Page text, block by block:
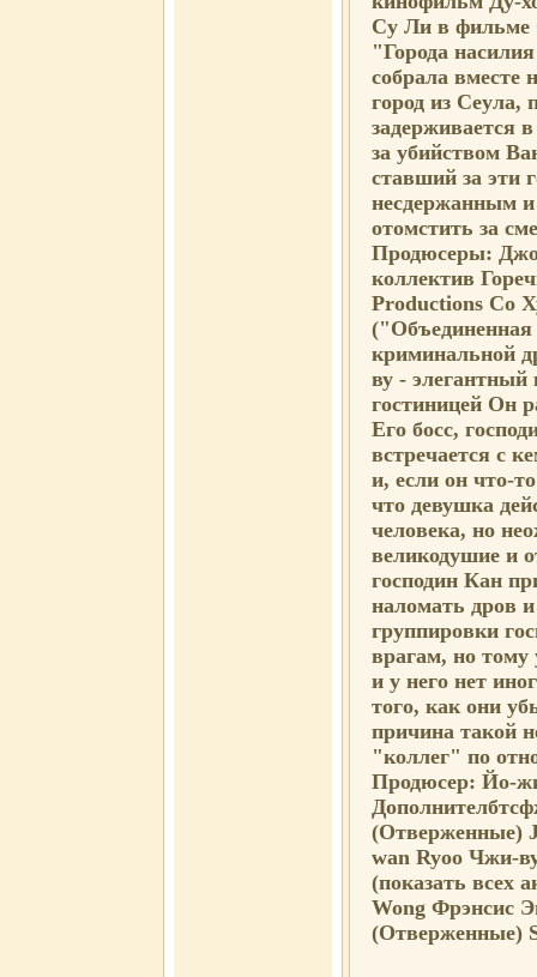
Су Ли в фильме
"Города
собрала вместе
город из Сеула,
задерживается
за убийством
ставший за эти
несдержанным
отомстить за
Продюсеры:
коллектив
Productions Co
криминальной
ву -
гостиницей Он
Его босс,
встречается с
и, если он что-
что девушка
человека, но
великодушие и
господин Кан
наломать дров
группировки
врагам, но тому
и у него нет
того, как они
причина такой
"коллег" по
Продюсер: Йо-
(Отверженные)
wan Ryoo Чжи-
(показать всех
Wong Фрэнсис
(Отверженные)